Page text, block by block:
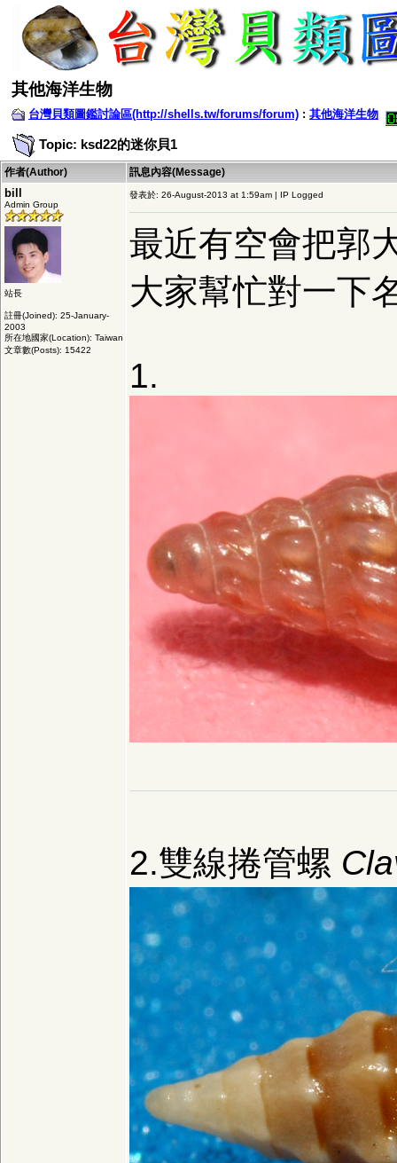
其他海洋生物
台灣貝類圖鑑討論區(http://shells.tw/forums/forum) : 其他海洋生物
Topic: ksd22的迷你貝1
作者(Author) 訊息內容(Message)
bill
Admin Group
站長
註冊(Joined): 25-January-
2003
所在地國家(Location): Taiwan
文章數(Posts): 15422
發表於: 26-August-2013 at 1:59am | IP Logged
最近有空會把郭
大家幫忙對一下
1.
2.雙線捲管螺